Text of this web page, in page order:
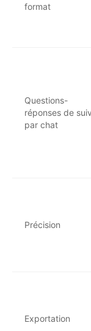
format
Questions-
réponses de
par chat
Précision
Exportation